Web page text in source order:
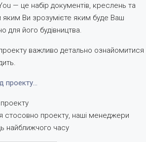
— це набір документів, креслень та
яким Ви зрозумієте яким буде Ваш
для його будівництва.
важливо детально ознайомитися
проекту…
стосовно проекту, наші менеджери
найближчого часу